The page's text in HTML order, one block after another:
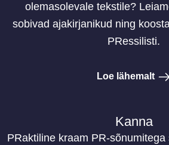
olemasolevale tekstile?
sobivad ajakirjanikud ning
PRessilisti.
Loe lähemalt
Kanna
PRaktiline kraam PR-